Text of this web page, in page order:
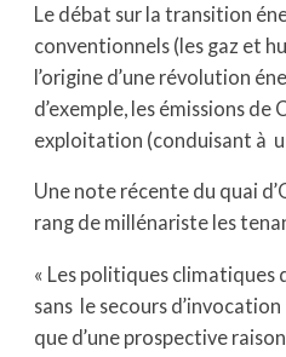
Le débat sur la transition
conventionnels (les gaz et
l’origine d’une révolution
d’exemple, les émissions
exploitation (conduisant à
Une note récente du quai
rang de millénariste les
« Les politiques
sans le secours
que d’une prospective